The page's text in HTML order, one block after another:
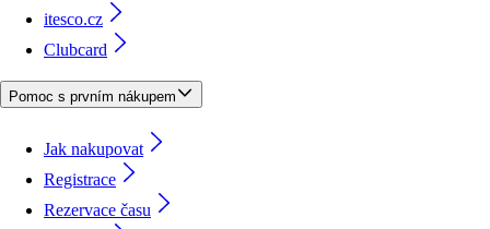
itesco.cz
Clubcard
Pomoc s prvním nákupem
Jak nakupovat
Registrace
Rezervace času